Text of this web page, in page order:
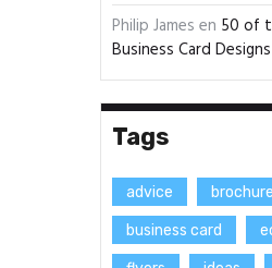
Philip James en 50 of
Business Card Designs
Tags
advice
business card